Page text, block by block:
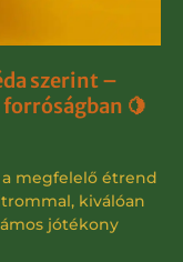
szerint –
🍋
megfelelő étrend
kiválóan
jótékony